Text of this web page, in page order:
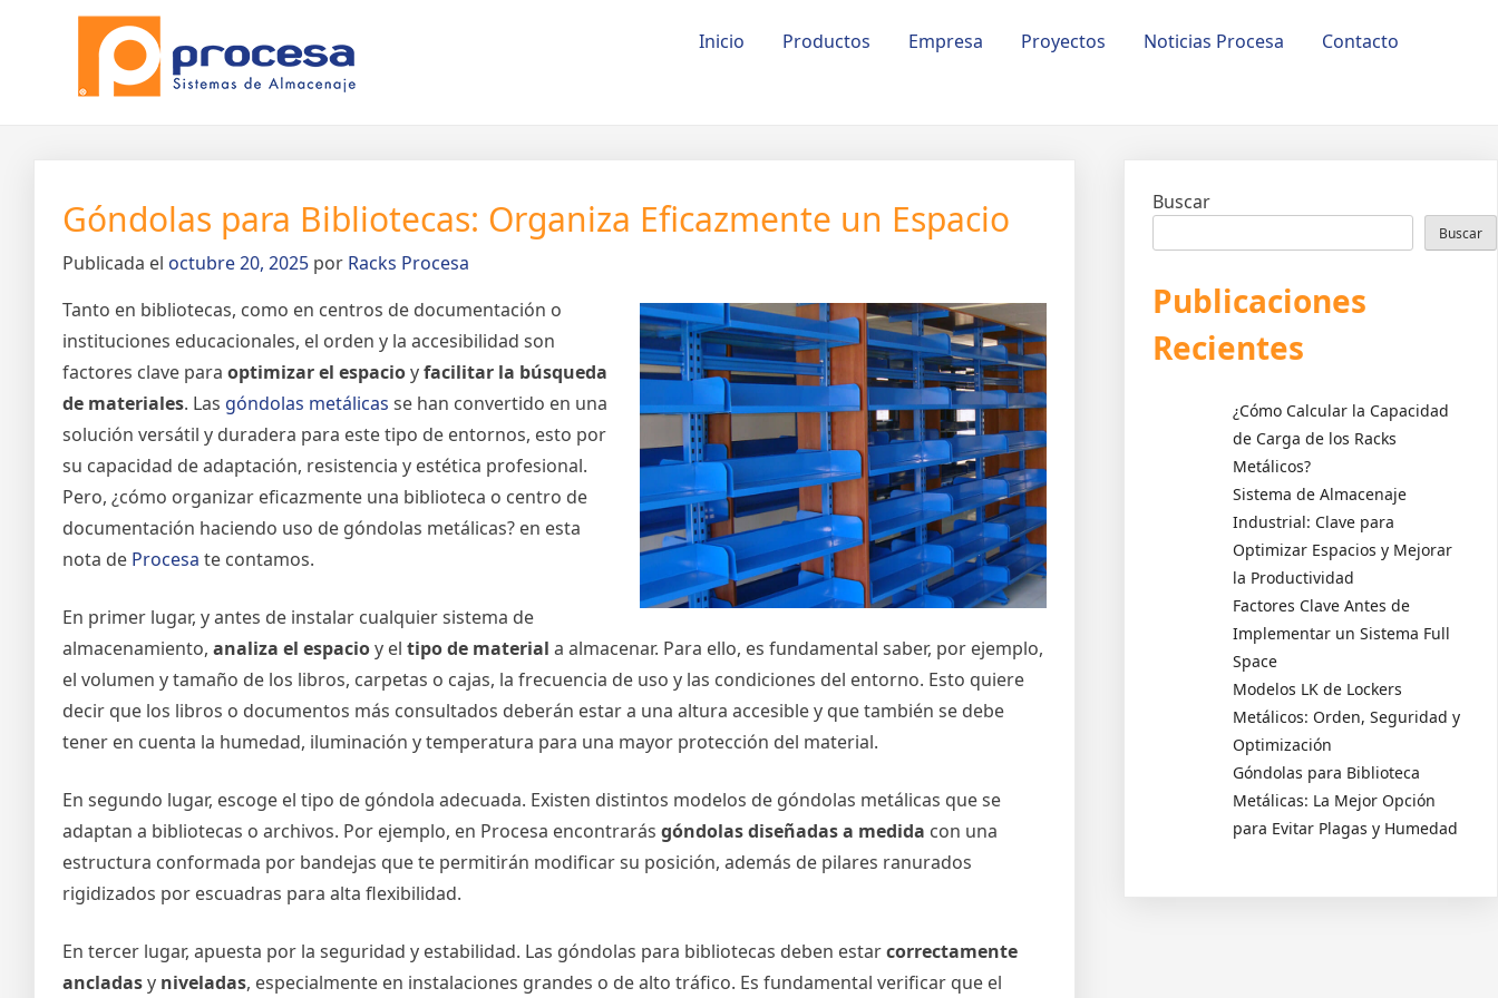
Noticias Procesa
Racks metalicos
Inicio Productos Empresa Proyectos Noticias Procesa Contacto
Góndolas para Bibliotecas: Organiza Eficazmente un Espacio
Publicada el octubre 20, 2025 por Racks Procesa
Tanto en bibliotecas, como en centros de documentación o
instituciones educacionales, el orden y la accesibilidad son
factores clave para optimizar el espacioyfacilitar la búsqueda
de materiales. Las góndolas metálicas se han convertido en una
solución versátil y duradera para este tipo de entornos, esto por
su capacidad de adaptación, resistencia y estética profesional.
Pero, ¿cómo organizar eficazmente una biblioteca o centro de
documentación haciendo uso de góndolas metálicas? en esta
nota de Procesa te contamos.
En primer lugar, y antes de instalar cualquier sistema de
almacenamiento, analiza el espacioy el tipo de material a almacenar. Para ello, es fundamental saber, por ejemplo,
el volumen y tamaño de los libros, carpetas o cajas, la frecuencia de uso y las condiciones del entorno. Esto quiere
decir que los libros o documentos más consultados deberán estar a una altura accesible y que también se debe
tener en cuenta la humedad, iluminación y temperatura para una mayor protección del material.
En segundo lugar, escoge el tipo de góndola adecuada. Existen distintos modelos de góndolas metálicas que se
adaptan a bibliotecas o archivos. Por ejemplo, en Procesa encontrarás góndolas diseñadas a medida con una
estructura conformada por bandejas que te permitirán modificar su posición, además de pilares ranurados
rigidizados por escuadras para alta flexibilidad.
En tercer lugar, apuesta por la seguridad y estabilidad. Las góndolas para bibliotecas deben estarcorrectamente
ancladasy niveladas, especialmente en instalaciones grandes o de alto tráfico. Es fundamental verificar que el
Buscar
Buscar
Publicaciones
Recientes
¿Cómo Calcular la Capacidad
de Carga de los Racks
Metálicos?
Sistema de Almacenaje
Industrial: Clave para
Optimizar Espacios y Mejorar
la Productividad
Factores Clave Antes de
Implementar un Sistema Full
Space
Modelos LK de Lockers
Metálicos: Orden, Seguridad y
Optimización
Góndolas para Biblioteca
Metálicas: La Mejor Opción
para Evitar Plagas y Humedad